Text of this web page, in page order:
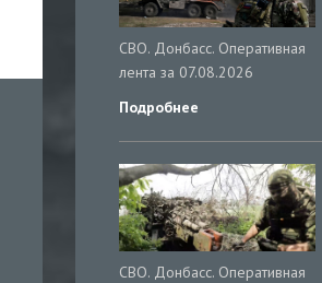
СВО. Донбасс. Оперативная
лента за 07.08.2026
Подробнее
СВО. Донбасс. Оперативная